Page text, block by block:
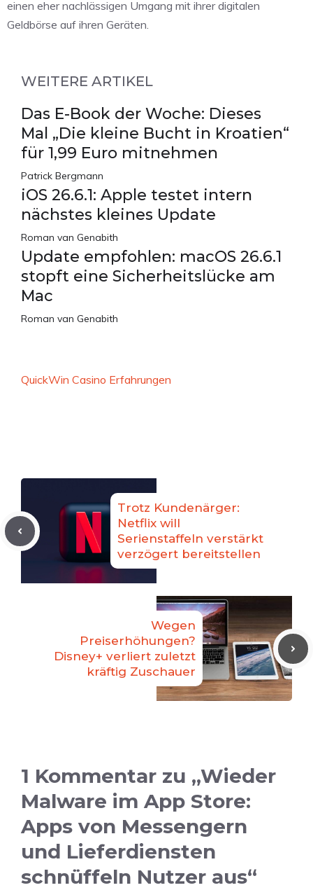
einen eher nachlässigen Umgang mit ihrer digitalen
Geldbörse auf ihren Geräten.
WEITERE ARTIKEL
Das E-Book der Woche: Dieses
Mal „Die kleine Bucht in Kroatien“
für 1,99 Euro mitnehmen
Patrick Bergmann
iOS 26.6.1: Apple testet intern
nächstes kleines Update
Roman van Genabith
Update empfohlen: macOS 26.6.1
stopft eine Sicherheitslücke am
Mac
Roman van Genabith
QuickWin Casino Erfahrungen
Trotz Kundenärger:
Netflix will
Serienstaffeln verstärkt
verzögert bereitstellen
Wegen
Preiserhöhungen?
Disney+ verliert zuletzt
kräftig Zuschauer
1 Kommentar zu „Wieder
Malware im App Store:
Apps von Messengern
und Lieferdiensten
schnüffeln Nutzer aus“